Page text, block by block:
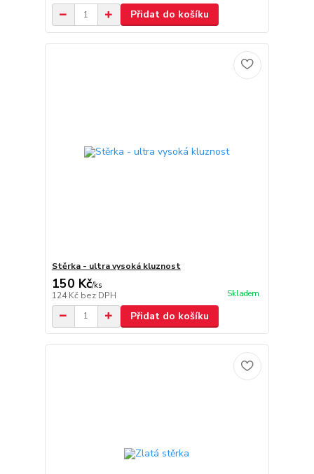
Přidat do košíku
Stěrka - ultra vysoká kluznost
150 Kč/ks
124 Kč bez DPH Skladem
Přidat do košíku